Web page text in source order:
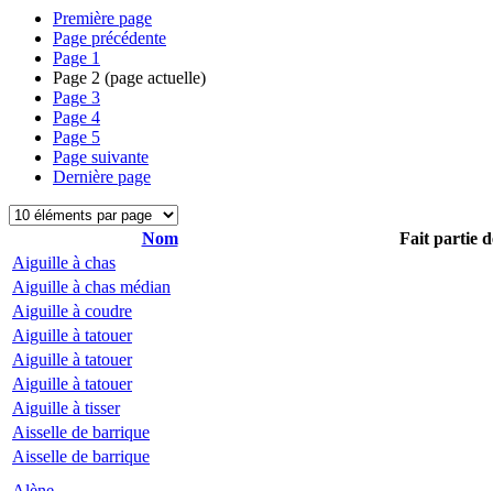
Première page
Page précédente
Page 1
Page 2 (page actuelle)
Page 3
Page 4
Page 5
Page suivante
Dernière page
Nom
Fait partie
Aiguille à chas
Aiguille à chas médian
Aiguille à coudre
Aiguille à tatouer
Aiguille à tatouer
Aiguille à tatouer
Aiguille à tisser
Aisselle de barrique
Aisselle de barrique